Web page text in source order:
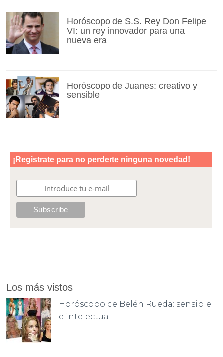
Horóscopo de S.S. Rey Don Felipe
VI: un rey innovador para una
nueva era
Horóscopo de Juanes: creativo y
sensible
Los más vistos
Horóscopo de Belén Rueda: sensible
e intelectual